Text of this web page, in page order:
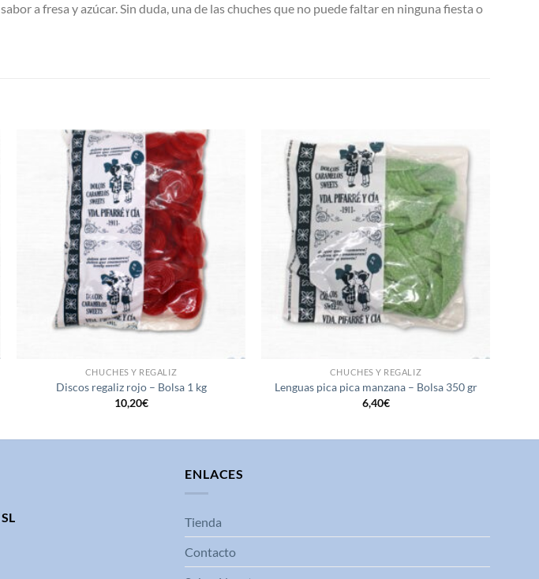
a fresa y azúcar. Sin duda, una de las chuches que no puede faltar en ninguna fiesta o
CHUCHES Y REGALIZ
Discos regaliz rojo – Bolsa 1 kg
10,20€
Añadir
lista de
deseos
CHUCHES Y REGALIZ
Lenguas pica pica manzana – Bolsa 350 gr
6,40€
ENLACES
Tienda
Contacto